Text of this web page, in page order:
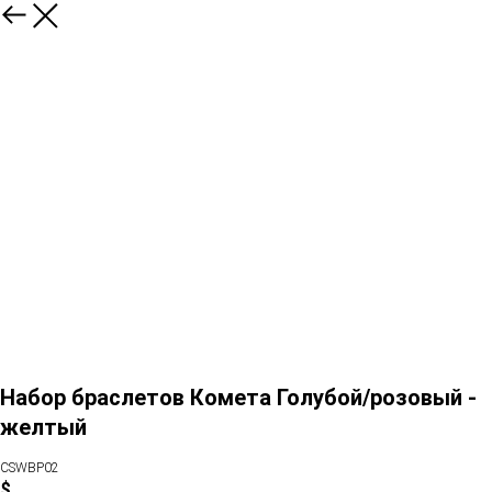
Набор браслетов Комета Голубой/розовый -
желтый
CSWBP02